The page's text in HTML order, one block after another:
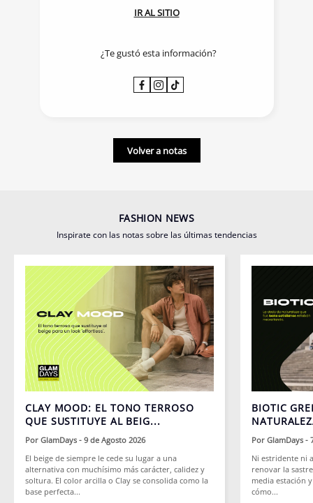
IR AL SITIO
¿Te gustó esta información?
Volver a notas
FASHION NEWS
Inspirate con las notas sobre las últimas tendencias
CLAY MOOD: EL TONO TERROSO
QUE SUSTITUYE AL BEIG...
Por GlamDays - 9 de Agosto 2026
El beige de siempre le cede su lugar a una
alternativa con muchísimo más carácter, calidez y
soltura. El color arcilla o Clay se consolida como la
base perfecta...
BIOTIC
Por GlamDays -
Ni estridente ni
renovar la
media estación
cómo...